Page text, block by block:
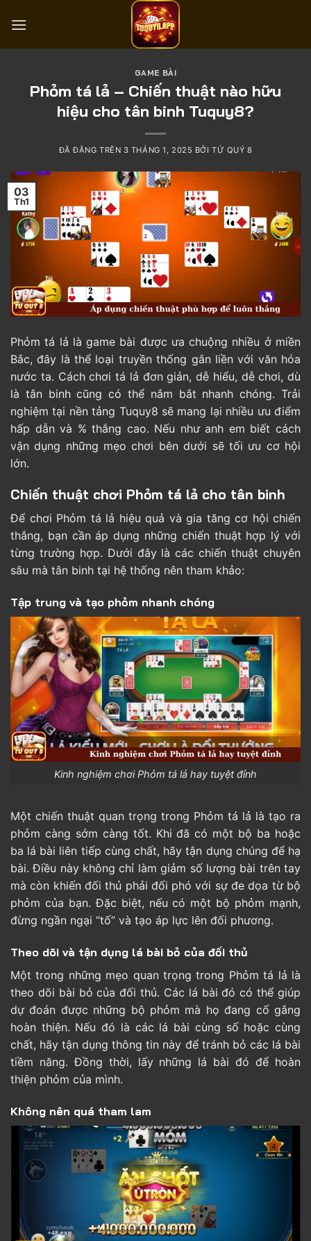
đến
GAME BÀI
Phỏm tá lả – Chiến thuật nào hữu
hiệu cho tân binh Tuquy8?
ĐÃ ĐĂNG TRÊN 3 THÁNG 1, 2025 BỞI TỨ QUÝ 8
03
Th1
Phỏm tá lả là game bài được ưa chuộng nhiều ở miền
Bắc, đây là thể loại truyền thống gắn liền với văn hóa
nước ta. Cách chơi tá lả đơn giản, dễ hiểu, dễ chơi, dù
là tân binh cũng có thể nắm bắt nhanh chóng. Trải
nghiệm tại nền tảng Tuquy8 sẽ mang lại nhiều ưu điểm
hấp dẫn và % thắng cao. Nếu như anh em biết cách
vận dụng những mẹo chơi bên dưới sẽ tối ưu cơ hội
lớn.
Chiến thuật chơi Phỏm tá lả cho tân binh
Để chơi Phỏm tá lả hiệu quả và gia tăng cơ hội chiến
thắng, bạn cần áp dụng những chiến thuật hợp lý với
từng trường hợp. Dưới đây là các chiến thuật chuyên
sâu mà tân binh tại hệ thống nên tham khảo:
Tập trung và tạo phỏm nhanh chóng
Kinh nghiệm chơi Phỏm tá lả hay tuyệt đỉnh
Một chiến thuật quan trọng trong Phỏm tá lả là tạo ra
phỏm càng sớm càng tốt. Khi đã có một bộ ba hoặc
ba lá bài liên tiếp cùng chất, hãy tận dụng chúng để hạ
bài. Điều này không chỉ làm giảm số lượng bài trên tay
mà còn khiến đối thủ phải đối phó với sự đe dọa từ bộ
phỏm của bạn. Đặc biệt, nếu có một bộ phỏm mạnh,
đừng ngần ngại “tố” và tạo áp lực lên đối phương.
Theo dõi và tận dụng lá bài bỏ của đối thủ
Một trong những mẹo quan trọng trong Phỏm tá lả là
theo dõi bài bỏ của đối thủ. Các lá bài đó có thể giúp
dự đoán được những bộ phỏm mà họ đang cố gắng
hoàn thiện. Nếu đó là các lá bài cùng số hoặc cùng
chất, hãy tận dụng thông tin này để tránh bỏ các lá bài
tiềm năng. Đồng thời, lấy những lá bài đó để hoàn
thiện phỏm của mình.
Không nên quá tham lam